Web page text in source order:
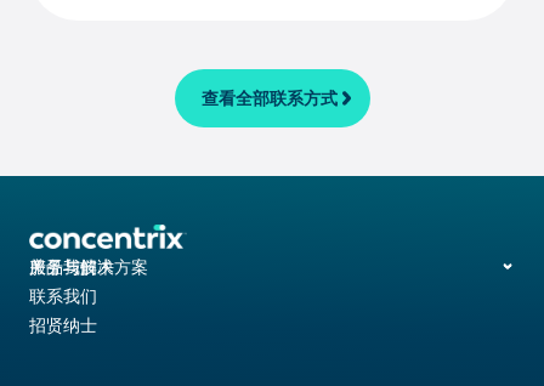
查看全部联系方式
服务与解决方案
客户互动解决方案与运营
全渠道数字营销
网站开发与运营
分析与咨询
产品与技术
iX 产品套件
iX Hello
iX Hero
关于我们
联系我们
招贤纳士